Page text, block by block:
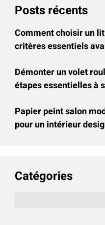
Posts récents
Comment choisir un
critères essentiels
Démonter un volet
étapes essentielles à
Papier peint salon
pour un intérieur
Catégories